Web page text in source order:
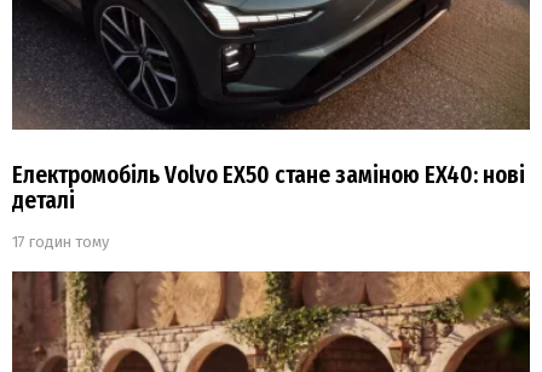
Електромобіль Volvo EX50 стане заміною EX40: нові
деталі
17 годин тому